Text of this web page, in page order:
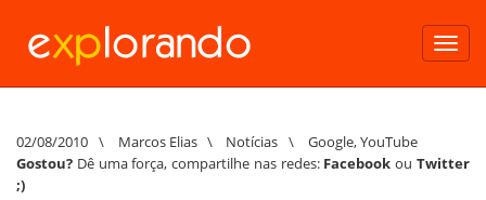
02/08/2010 \ Marcos Elias \ Notícias \ Google,YouTube
Gostou? Dê uma força, compartilhe nas redes: Facebook ouTwitter
;)